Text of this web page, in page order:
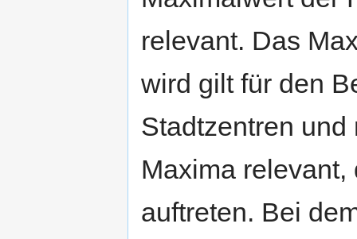
relevant. Das
wird gilt für den
Stadtzentren
Maxima
auftreten. Bei